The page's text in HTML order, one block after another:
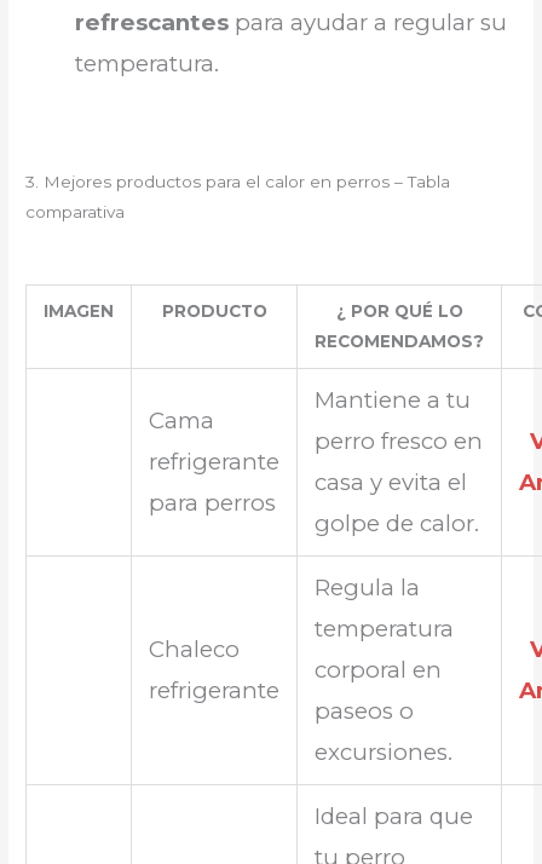
refrescantes para ayudar a regular su
temperatura.
3. Mejores productos para el calor en perros – Tabla
comparativa
IMAGEN PRODUCTO
¿ POR QUÉ LO
RECOMENDAMOS?
Cama
refrigerante
para perros
Mantiene a tu
perro fresco en
casa y evita el
golpe de calor.
Chaleco
refrigerante
Regula la
temperatura
corporal en
paseos o
excursiones.
Ideal para que
tu perro